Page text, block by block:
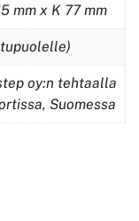
mm x K 77 mm
oy:n tehtaalla
Suomessa